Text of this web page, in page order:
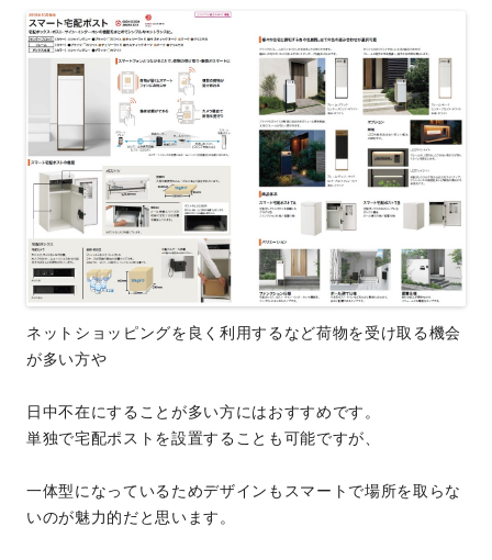
ネットショッピングを良く利用するなど荷物を受け取る機会
が多い方や
日中不在にすることが多い方にはおすすめです。
単独で宅配ポストを設置することも可能ですが、
一体型になっているためデザインもスマートで場所を取らな
いのが魅力的だと思います。